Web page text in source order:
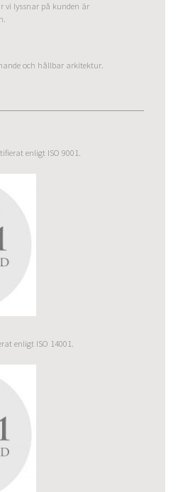
vi lyssnar på kunden är
och hållbar arkitektur.
enligt ISO 9001.
enligt ISO 14001.